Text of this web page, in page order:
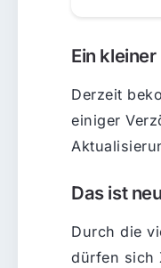
Ein
Derzeit
einiger
Das ist neu
Durch die
dürfen sich